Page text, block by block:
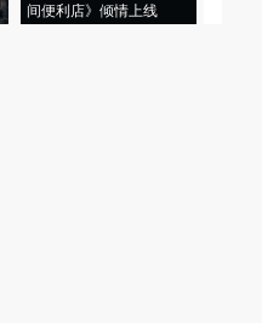
间便利店》倾情上线